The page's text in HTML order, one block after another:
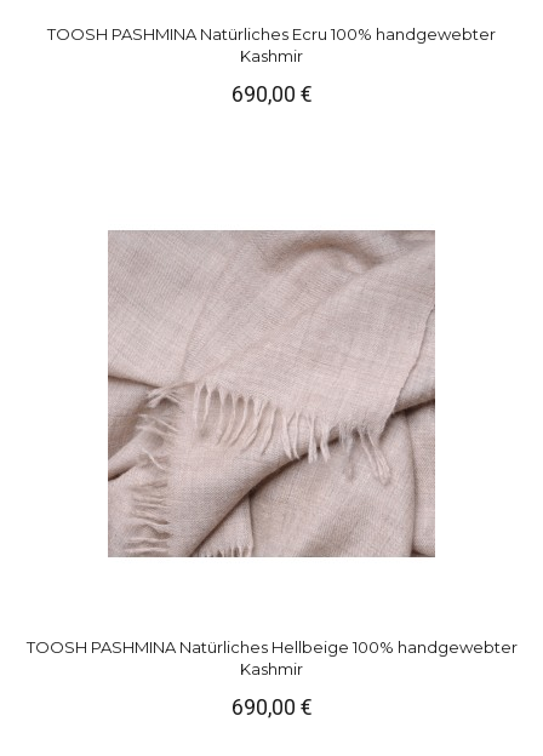
TOOSH PASHMINA Natürliches Ecru 100% handgewebter
Kashmir
690,00 €
TOOSH PASHMINA Natürliches Hellbeige 100% handgewebter
Kashmir
690,00 €